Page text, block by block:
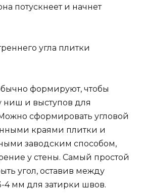
потускнеет и начнет
формируют, чтобы
ниш и выступов для
сформировать угловой
краями плитки и
заводским способом,
у стены. Самый простой
угол, оставив между
4 мм для затирки швов.